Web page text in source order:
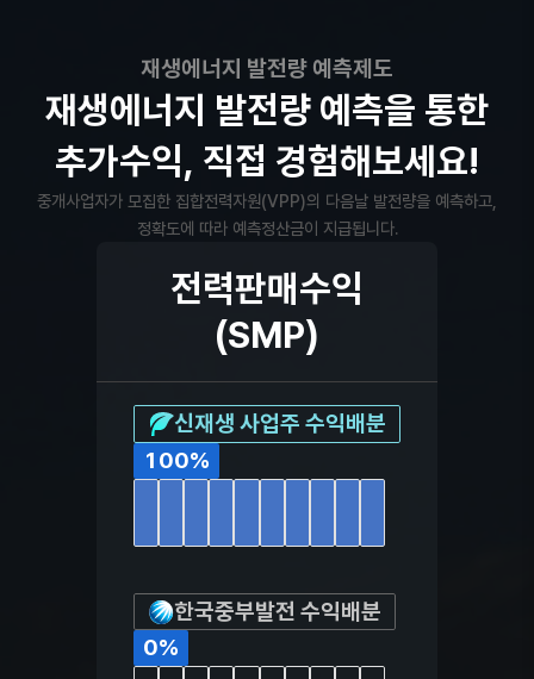
재생에너지 발전량 예측제도
재생에너지 발전량 예측을 통한
추가수익, 직접 경험해보세요!
중개사업자가 모집한 집합전력자원(VPP)의 다음날 발전량을 예측하고,
정확도에 따라 예측정산금이 지급됩니다.
전력판매수익
(SMP)
신재생 사업주 수익배분
100%
한국중부발전 수익배분
0%